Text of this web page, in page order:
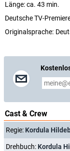
Länge: ca. 43 min.
Deutsche TV-
Originalsprache:
Cast & Crew
Regie: Kordula
Drehbuch: Kordula